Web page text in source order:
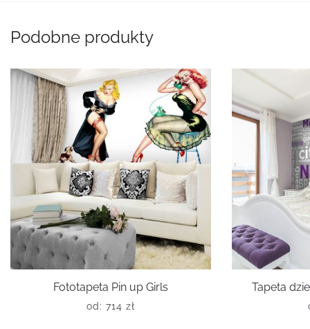
Podobne produkty
Fototapeta Pin up Girls
od: 714 zł
Tapeta